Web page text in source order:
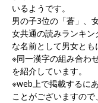
いるようです。
男の子3位の「蒼」、
女共通の読みランキ
な名前として男女とも
※同一漢字の組み合わ
を紹介しています。
※web上で掲載するに
ことがございますので